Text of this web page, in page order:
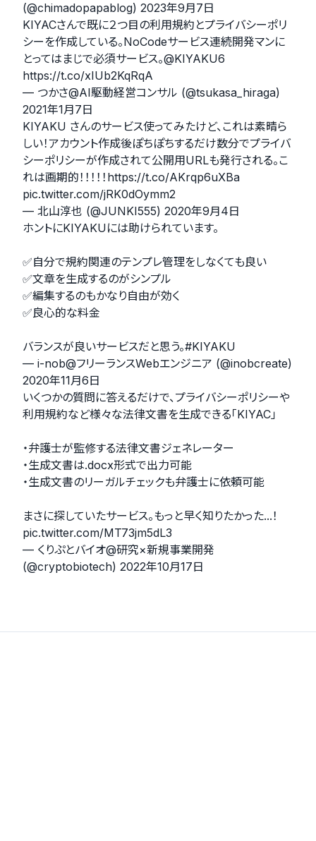
(@chimadopapablog) 2023年9月7日
KIYACさんで既に２つ目の利用規約とプライバシーポリ
シーを作成している。NoCodeサービス連続開発マンに
とってはまじで必須サービス。@KIYAKU6
https://t.co/xIUb2KqRqA
— つかさ@AI駆動経営コンサル (@tsukasa_hiraga)
2021年1月7日
KIYAKU さんのサービス使ってみたけど、これは素晴ら
しい！アカウント作成後ぽちぽちするだけ数分でプライバ
シーポリシーが作成されて公開用URLも発行される。こ
れは画期的！！！！！ https://t.co/AKrqp6uXBa
pic.twitter.com/jRK0dOymm2
— 北山淳也 (@JUNKI555) 2020年9月4日
ホントにKIYAKUには助けられています。
✅自分で規約関連のテンプレ管理をしなくても良い
✅文章を生成するのがシンプル
✅編集するのもかなり自由が効く
✅良心的な料金
バランスが良いサービスだと思う。#KIYAKU
— i-nob@フリーランスWebエンジニア (@inobcreate)
2020年11月6日
いくつかの質問に答えるだけで、プライバシーポリシーや
利用規約など様々な法律文書を生成できる「KIYAC」
・弁護士が監修する法律文書ジェネレーター
・生成文書は.docx形式で出力可能
・生成文書のリーガルチェックも弁護士に依頼可能
まさに探していたサービス。もっと早く知りたかった...！
pic.twitter.com/MT73jm5dL3
— くりぷとバイオ@研究×新規事業開発
(@cryptobiotech) 2022年10月17日